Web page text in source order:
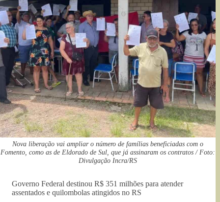
Nova liberação vai ampliar o número de famílias beneficiadas com o
Fomento, como as de Eldorado de Sul, que já assinaram os contratos / Foto:
Divulgação Incra/RS
Governo Federal destinou R$ 351 milhões para atender
assentados e quilombolas atingidos no RS